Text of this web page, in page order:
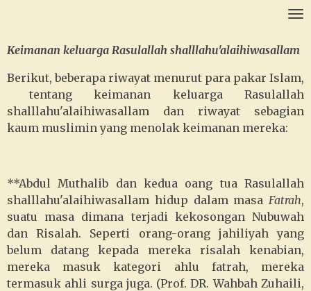
naar
hoofdinhoud
Keimanan keluarga Rasulallah shalllahu'alaihiwasallam
Berikut, beberapa riwayat menurut para pakar Islam,
tentang keimanan keluarga Rasulallah
shalllahu'alaihiwasallam dan riwayat sebagian
kaum muslimin yang menolak keimanan mereka:
**Abdul Muthalib dan kedua oang tua Rasulallah
shalllahu'alaihiwasallam hidup dalam masa Fatrah,
suatu masa dimana terjadi kekosongan Nubuwah
dan Risalah. Seperti orang-orang jahiliyah yang
belum datang kepada mereka risalah kenabian,
mereka masuk kategori ahlu fatrah, mereka
termasuk ahli surga juga. (Prof. DR. Wahbah Zuhaili,